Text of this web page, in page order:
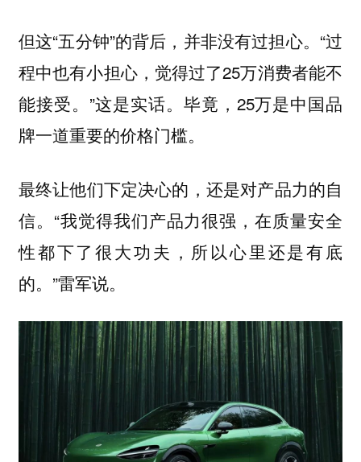
但这“五分钟”的背后，并非没有过担心。“过
程中也有小担心，觉得过了25万消费者能不
能接受。”这是实话。毕竟，25万是中国品
牌一道重要的价格门槛。
最终让他们下定决心的，还是对产品力的自
信。“我觉得我们产品力很强，在质量安全
性都下了很大功夫，所以心里还是有底
的。”雷军说。